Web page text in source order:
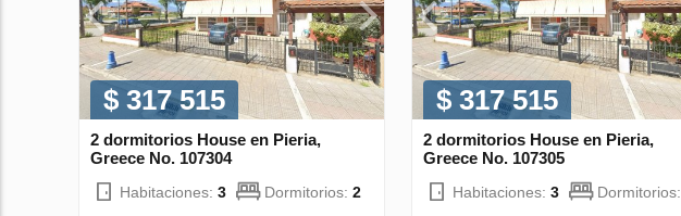
$ 317 515
2 dormitorios House en Pieria,
Greece No. 107304
Habitaciones: 3 Dormitorios: 2
$ 317 515
2 dormitorios House en Pieria,
Greece No. 107305
Habitaciones: 3 Dormitorios: